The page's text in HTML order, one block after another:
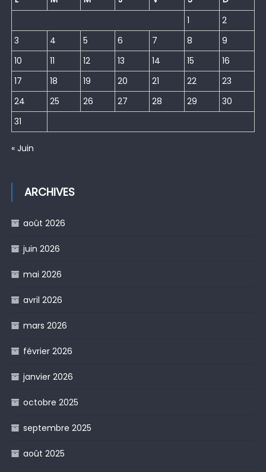
1
2
3
4 5 6 7 8
9
10
11 12 13 14 15
16
17
18 19 20 21 22
23
24
25 26 27 28 29
30
31
« Juin
ARCHIVES
août 2026
juin 2026
mai 2026
avril 2026
mars 2026
février 2026
janvier 2026
octobre 2025
septembre 2025
août 2025